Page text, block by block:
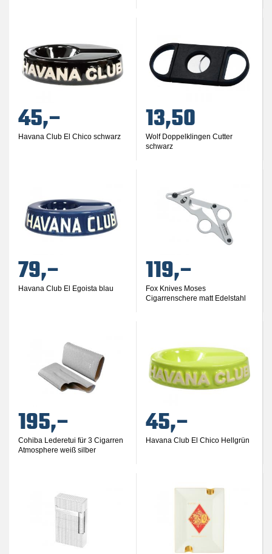
45,–
Havana Club El Chico schwarz 13,50
Wolf Doppelklingen Cutter
schwarz
79,–
Havana Club El Egoista blau 119,–
Fox Knives Moses
Cigarrenschere matt Edelstahl
195,–
Cohiba Lederetui für 3 Cigarren
Atmosphere weiß silber
45,–
Havana Club El Chico Hellgrün